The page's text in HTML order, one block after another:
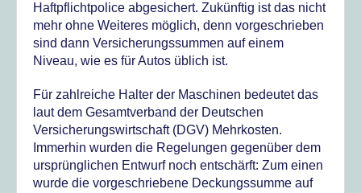
Haftpflichtpolice abgesichert. Zukünftig ist das nicht
mehr ohne Weiteres möglich, denn vorgeschrieben
sind dann Versicherungssummen auf einem
Niveau, wie es für Autos üblich ist.
Für zahlreiche Halter der Maschinen bedeutet das
laut dem Gesamtverband der Deutschen
Versicherungswirtschaft (DGV) Mehrkosten.
Immerhin wurden die Regelungen gegenüber dem
ursprünglichen Entwurf noch entschärft: Zum einen
wurde die vorgeschriebene Deckungssumme auf